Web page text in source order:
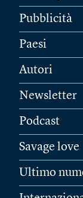
Pubblicità
Paesi
Autori
Newsletter
Podcast
Savage love
Ultimo